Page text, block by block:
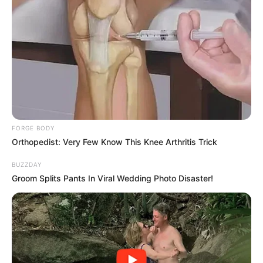
પ્રાપ્ત માહિતી અનુસાર, અમદાવાદ શહેરના હાથિજણ
વિસ્તાર ખાતે આવેલ રાધેશ્યામ હાઉસિંગ બોર્ડ માં વસવાટ
FORGE BODY
Orthopedist: Very Few Know This Knee Arthritis Trick
BUZZDAY
Groom Splits Pants In Viral Wedding Photo Disaster!